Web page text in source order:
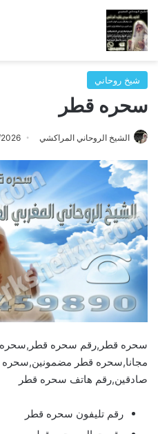
شيخ روحاني
سحره قطر
الشيخ الروحاني المراكشي
سحره قطر,رقم سحره
مجانا,سحره قطر مضمونين,سحره
صادقين,رقم هاتف سحره قطر
رقم تليفون سحره قطر